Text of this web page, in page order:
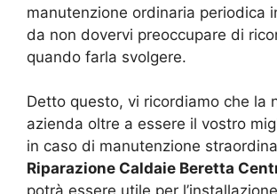
manutenzione ordinaria periodica
da non dovervi preoccupare di
quando farla svolgere.
Detto questo, vi ricordiamo che la
azienda oltre a essere il vostro
in caso di manutenzione
Riparazione Caldaie Beretta